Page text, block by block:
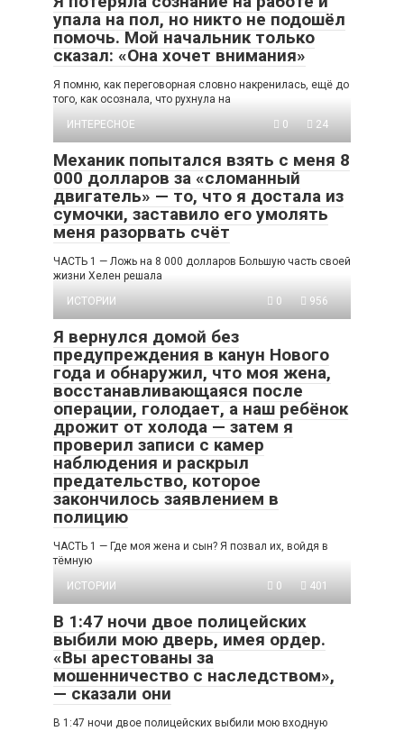
упала на пол, но никто не подошёл
помочь. Мой начальник только
сказал: «Она хочет внимания»
Я помню, как переговорная словно накренилась, ещё до
того, как осознала, что рухнула на
ИНТЕРЕСНОЕ
0 24
Механик попытался взять с меня 8
000 долларов за «сломанный
двигатель» — то, что я достала из
сумочки, заставило его умолять
меня разорвать счёт
ЧАСТЬ 1 — Ложь на 8 000 долларов Большую часть своей
жизни Хелен решала
ИСТОРИИ
0 956
Я вернулся домой без
предупреждения в канун Нового
года и обнаружил, что моя жена,
восстанавливающаяся после
операции, голодает, а наш ребёнок
дрожит от холода — затем я
проверил записи с камер
наблюдения и раскрыл
предательство, которое
закончилось заявлением в
полицию
ЧАСТЬ 1 — Где моя жена и сын? Я позвал их, войдя в
тёмную
ИСТОРИИ
0 401
В 1:47 ночи двое полицейских
выбили мою дверь, имея ордер.
«Вы арестованы за
мошенничество с наследством»,
— сказали они
В 1:47 ночи двое полицейских выбили мою входную